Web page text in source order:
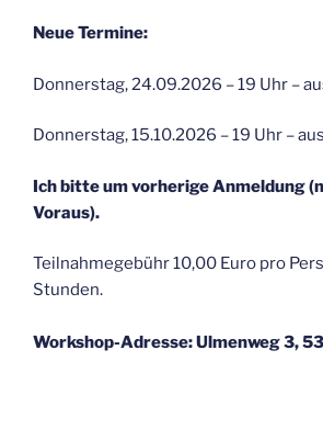
Neue Termine:
Donnerstag, 24.09.2026 – 19 Uhr –
Donnerstag, 15.10.2026 – 19 Uhr –
Ich bitte um vorherige Anmeldung
Voraus).
Teilnahmegebühr 10,00 Euro pro
Stunden.
Workshop-Adresse: Ulmenweg 3,